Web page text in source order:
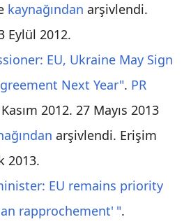
kaynağından arşivlendi.
Eylül 2012.
EU, Ukraine May Sign
Next Year". PR
2012. 27 Mayıs 2013
arşivlendi. Erişim
2013.
EU remains priority
rapprochement' ".